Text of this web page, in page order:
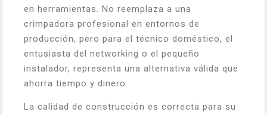
en herramientas. No reemplaza a una
crimpadora profesional en entornos de
producción, pero para el técnico doméstico, el
entusiasta del networking o el pequeño
instalador, representa una alternativa válida que
ahorra tiempo y dinero.
La calidad de construcción es correcta para su